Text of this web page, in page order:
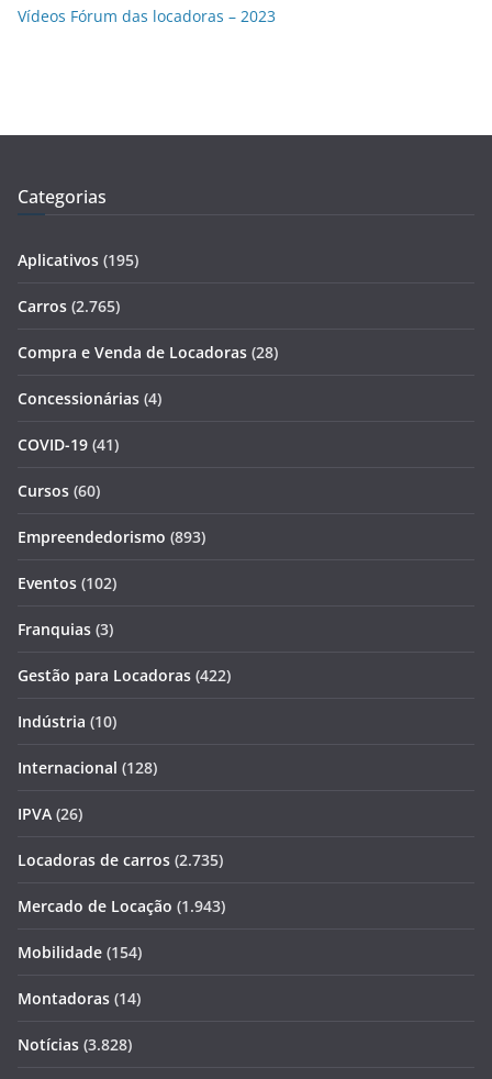
Vídeos Fórum das locadoras – 2023
Categorias
Aplicativos (195)
Carros (2.765)
Compra e Venda de Locadoras (28)
Concessionárias (4)
COVID-19 (41)
Cursos (60)
Empreendedorismo (893)
Eventos (102)
Franquias (3)
Gestão para Locadoras (422)
Indústria (10)
Internacional (128)
IPVA (26)
Locadoras de carros (2.735)
Mercado de Locação (1.943)
Mobilidade (154)
Montadoras (14)
Notícias (3.828)